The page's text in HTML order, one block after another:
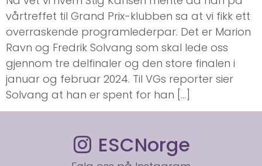
vårtreffet til Grand Prix-klubben sa at vi fikk ett
overraskende programlederpar. Det er Marion
Ravn og Fredrik Solvang som skal lede oss
gjennom tre delfinaler og den store finalen i
januar og februar 2024. Til VGs reporter sier
Solvang at han er spent for han […]
ESCNorge